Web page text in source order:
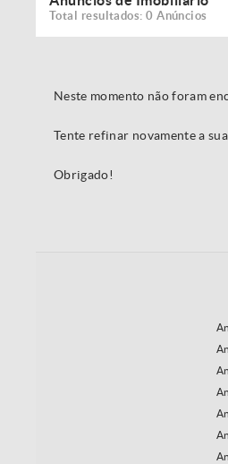
Total resultados: 0 Anúncios
Neste momento não foram
Tente refinar novamente a
Obrigado!